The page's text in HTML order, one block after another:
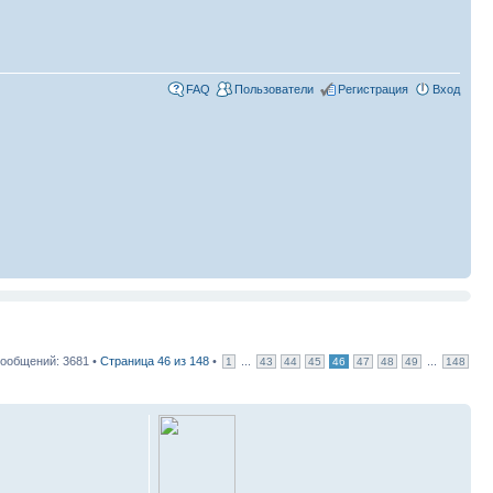
FAQ Пользователи Регистрация Вход
3681 • Страница 46 из 148 • 1 43 44 45 46 47 48 49 148